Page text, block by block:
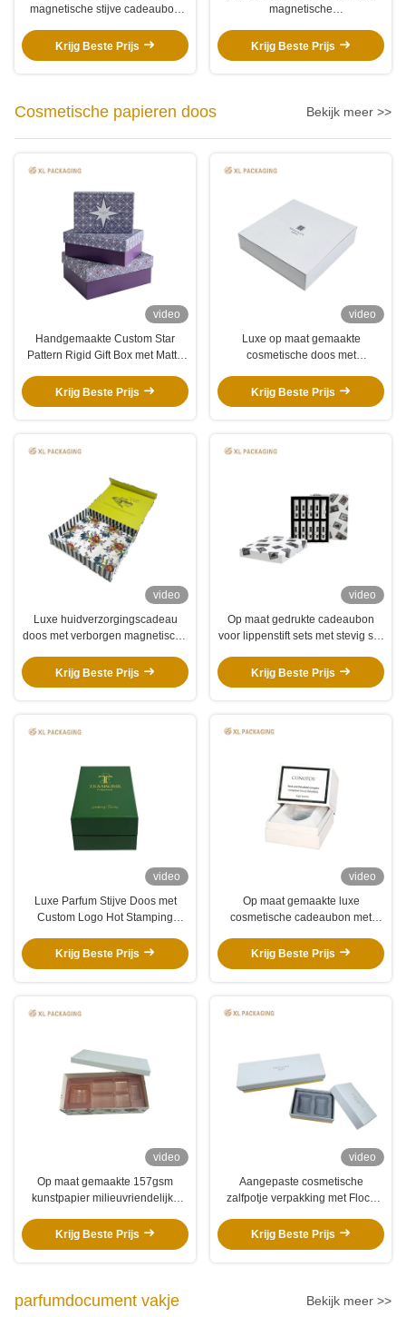
magnetische stijve cadeaubon
Krijg Beste Prijs
magnetische
Krijg Beste Prijs
Cosmetische papieren doos Bekijk meer >>
video
Handgemaakte Custom Star
Pattern Rigid Gift Box met Matte
en huidverzorging verpakkingen
Krijg Beste Prijs
video
Luxe op maat gemaakte
cosmetische doos met
karton en minimalistische witte
basis voor geschenkverpakking
Krijg Beste Prijs
video
Luxe huidverzorgingscadeau
doos met verborgen magnetische
oppervlakte op maat afdrukken
en dik stijf karton structuur
Krijg Beste Prijs
video
Op maat gedrukte cadeaubon
voor lippenstift sets met stevig stijf
en vintage stempel CMYK
printing
Krijg Beste Prijs
video
Luxe Parfum Stijve Doos met
Custom Logo Hot Stamping
Schokbestendige Flock Voering
Krijg Beste Prijs
video
Op maat gemaakte luxe
cosmetische cadeaubon met
premium mat wit speciaal papier
met op maat gegoten EVA schuim
Krijg Beste Prijs
video
Op maat gemaakte 157gsm
kunstpapier milieuvriendelijke
verpakkingsdoos voor
Krijg Beste Prijs
video
Aangepaste cosmetische
zalfpotje verpakking met Flock
Krijg Beste Prijs
parfumdocument vakje Bekijk meer >>